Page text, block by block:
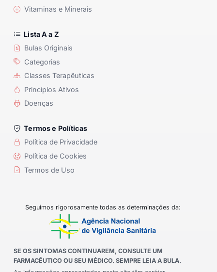
Vitaminas e Minerais
Lista A a Z
Bulas Originais
Categorias
Classes Terapêuticas
Princípios Ativos
Doenças
Termos e Políticas
Política de Privacidade
Política de Cookies
Termos de Uso
Seguimos rigorosamente todas as determinações da:
SE OS SINTOMAS CONTINUAREM, CONSULTE UM
FARMACÊUTICO OU SEU MÉDICO. SEMPRE LEIA A BULA.